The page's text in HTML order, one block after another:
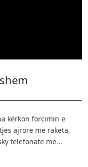
kërkon forcimin e
ajrore me raketa,
telefonatë me...